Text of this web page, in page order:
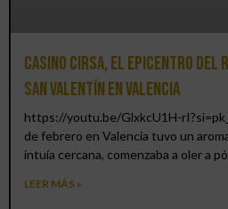
Casino CIRSA, el epicentro
San Valentín en Valencia
https://youtu.be/GlxkcU1H-
de febrero en Valencia tuvo un
intuía cercana, comenzaba a oler a
LEER MÁS »